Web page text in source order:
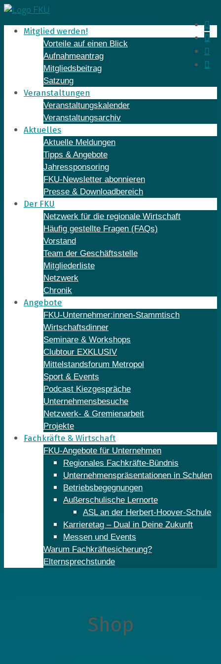
Skip
to
contentMitglied werden!
Vorteile auf einen Blick
Aufnahmeantrag
Mitgliedsbeitrag
Satzung
Veranstaltungen
Veranstaltungskalender
Veranstaltungsarchiv
Aktuelles
Aktuelle Meldungen
Tipps & Angebote
Jahressponsoring
FKU-Newsletter abonnieren
Presse & Downloadbereich
Der FKU
Netzwerk für die regionale Wirtschaft
Häufig gestellte Fragen (FAQs)
Vorstand
Team der Geschäftsstelle
Mitgliederliste
Netzwerk
Chronik
Angebote
FKU-Unternehmer:innen-Stammtisch
Wirtschaftsdinner
Seminare & Workshops
Clubtour EXKLUSIV
Mittelstandsforum Metropol
Sport & Events
Podcast Kiezgespräche
Unternehmensbesuche
Netzwerk- & Gremienarbeit
Projekte
Fachkräfte & Wirtschaft
FKU-Angebote für Unternehmen
Regionales Fachkräfte-Bündnis
Unternehmenspräsentationen in Schulen
Betriebsbegegnungen
Außerschulische Lernorte
ASL an der Herbert-Hoover-Schule
Karrieretag – Dual in Deine Zukunft
Messen und Events
Warum Fachkräftesicherung?
Elternsprechstunde
Shop